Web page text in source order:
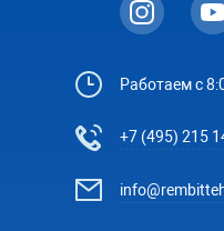
Работаем с
+7 (495) 215